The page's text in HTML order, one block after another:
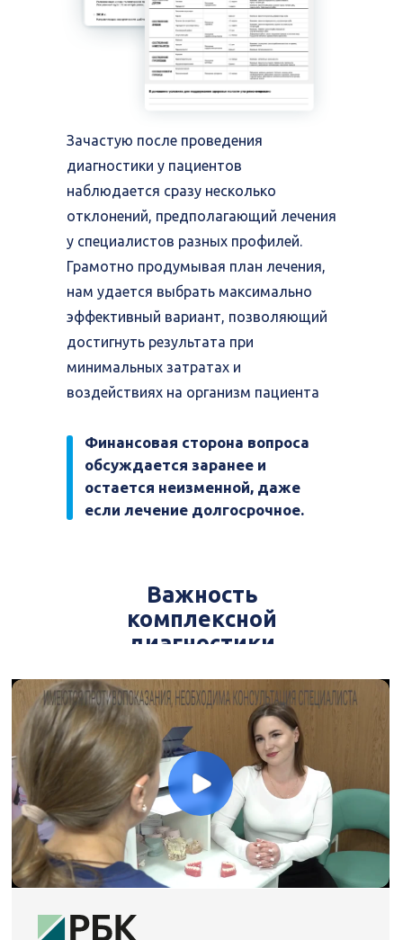
Финансовая сторона вопроса
обсуждается заранее и
остается неизменной, даже
если лечение долгосрочное.
Зачастую после проведения
диагностики у пациентов
наблюдается сразу несколько
отклонений, предполагающий лечения
у специалистов разных профилей.
Грамотно продумывая план лечения,
нам удается выбрать максимально
эффективный вариант, позволяющий
достигнуть результата при
минимальных затратах и
воздействиях на организм пациента
Важность
комплексной
диагностики
беспокоит, то и поводов для волнения
нет. К сожалению, это большое
заблуждение. Множество заболеваний на
ранних стадиях протекает бессимптомно,
человек долго думает, что все в порядке и
Своевременная диагностика и
выявить и предотвратить проблему сразу,
избежать длительного и дорогостоящего
ряда и эстетику улыбки.